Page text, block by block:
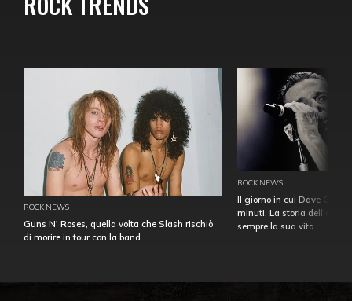
ROCK NEWS
Guns N' Roses, quella volta che Slash rischiò
di morire in tour con la band
ROCK NEWS
Il giorno in cui Dave
minuti. La storia
sempre la sua vita